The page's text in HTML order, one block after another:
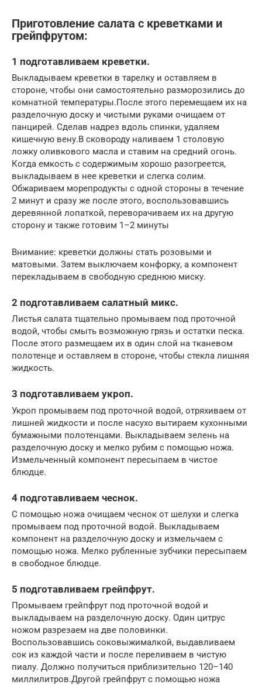
Приготовление салата с креветками и
грейпфрутом:
1 подготавливаем креветки.
Выкладываем креветки в тарелку и оставляем в
стороне, чтобы они самостоятельно разморозились до
комнатной температуры.После этого перемещаем их на
разделочную доску и чистыми руками очищаем от
панцирей. Сделав надрез вдоль спинки, удаляем
кишечную вену.В сковороду наливаем 1 столовую
ложку оливкового масла и ставим на средний огонь.
Когда емкость с содержимым хорошо разогреется,
выкладываем в нее креветки и слегка солим.
Обжариваем морепродукты с одной стороны в течение
2 минут и сразу же после этого, воспользовавшись
деревянной лопаткой, переворачиваем их на другую
сторону и также готовим 1–2 минуты
Внимание: креветки должны стать розовыми и
матовыми. Затем выключаем конфорку, а компонент
перекладываем в свободную среднюю миску.
2 подготавливаем салатный микс.
Листья салата тщательно промываем под проточной
водой, чтобы смыть возможную грязь и остатки песка.
После этого размещаем их в один слой на тканевом
полотенце и оставляем в стороне, чтобы стекла лишняя
жидкость.
3 подготавливаем укроп.
Укроп промываем под проточной водой, отряхиваем от
лишней жидкости и после насухо вытираем кухонными
бумажными полотенцами. Выкладываем зелень на
разделочную доску и мелко рубим с помощью ножа.
Измельченный компонент пересыпаем в чистое
блюдце.
4 подготавливаем чеснок.
С помощью ножа очищаем чеснок от шелухи и слегка
промываем под проточной водой. Выкладываем
компонент на разделочную доску и измельчаем с
помощью ножа. Мелко рубленные зубчики пересыпаем
в свободное блюдце.
5 подготавливаем грейпфрут.
Промываем грейпфрут под проточной водой и
выкладываем на разделочную доску. Один цитрус
ножом разрезаем на две половинки.
Воспользовавшись соковыжималкой, выдавливаем
сок из каждой части и после переливаем в чистую
пиалу. Должно получиться приблизительно 120–140
миллилитров.Другой грейпфрут с помощью ножа